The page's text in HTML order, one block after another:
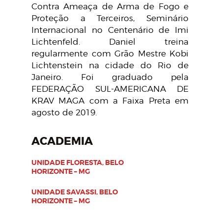
Contra Ameaça de Arma de Fogo e
Proteção a Terceiros, Seminário
Internacional no Centenário de Imi
Lichtenfeld.
Daniel treina
regularmente com Grão Mestre Kobi
Lichtenstein na cidade do Rio de
Janeiro.
Foi graduado pela
FEDERAÇÃO SUL-AMERICANA DE
KRAV MAGA com a Faixa Preta em
agosto de 2019.
ACADEMIA
UNIDADE FLORESTA, BELO
HORIZONTE – MG
UNIDADE SAVASSI, BELO
HORIZONTE – MG